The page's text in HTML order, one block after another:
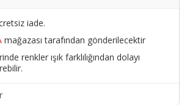
iade.
mağazası tarafından gönderilecektir
renkler ışık farklılığından dolayı